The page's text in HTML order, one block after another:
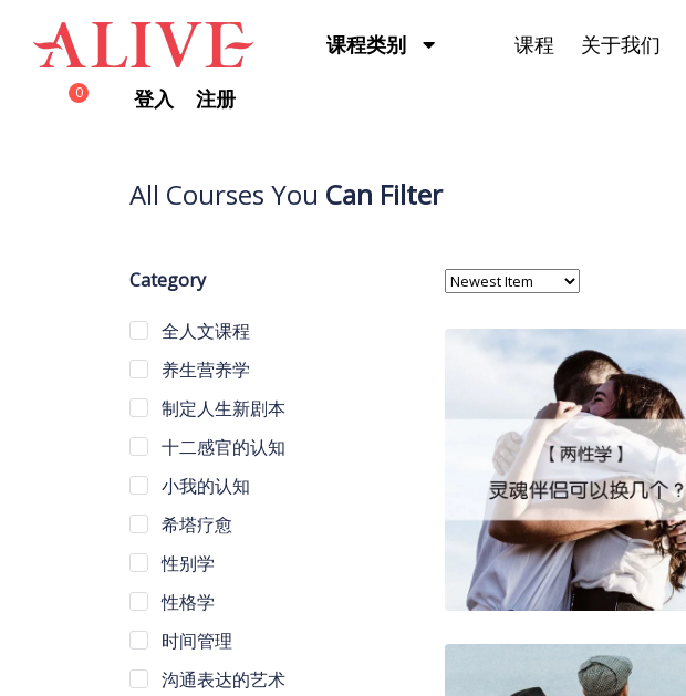
课程类别 课程 关于我们
0 登入 注册
All Courses You Can Filter
Category
全人文课程
养生营养学
制定人生新剧本
十二感官的认知
小我的认知
希塔疗愈
性别学
性格学
时间管理
沟通表达的艺术